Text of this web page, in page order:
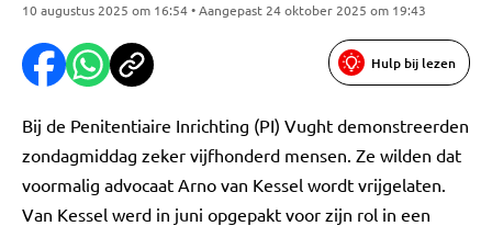
10 augustus 2025 om 16:54 • Aangepast 24 oktober 2025 om 19:43
Hulp bij lezen
Bij de Penitentiaire Inrichting (PI) Vught demonstreerden
zondagmiddag zeker vijfhonderd mensen. Ze wilden dat
voormalig advocaat Arno van Kessel wordt vrijgelaten.
Van Kessel werd in juni opgepakt voor zijn rol in een